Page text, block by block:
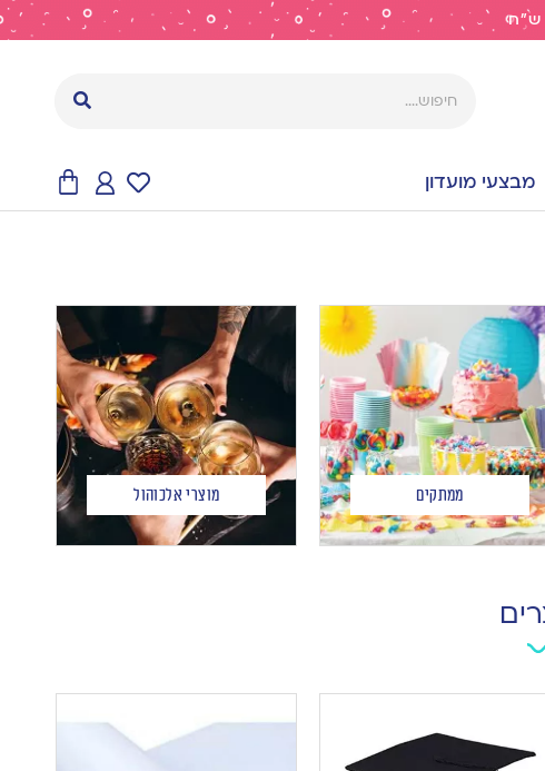
מבצעי מועדון
ממתקים מוצרי אלכוהול